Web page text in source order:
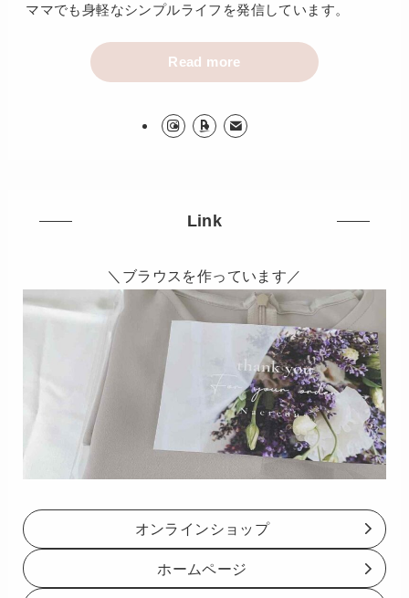
ママでも身軽なシンプルライフを発信しています。
Read more
Link
＼ブラウスを作っています／
オンラインショップ
ホームページ